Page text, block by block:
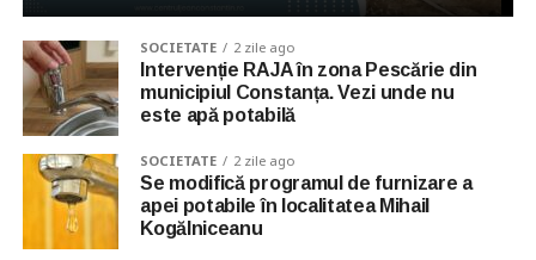
SOCIETATE 2 zile ago
Intervenție RAJA în zona Pescărie din
municipiul Constanța. Vezi unde nu
este apă potabilă
SOCIETATE 2 zile ago
Se modifică programul de furnizare a
apei potabile în localitatea Mihail
Kogălniceanu